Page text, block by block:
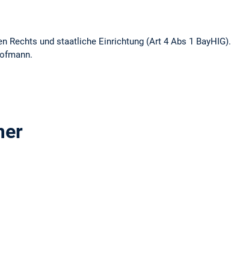
Rechts und staatliche Einrichtung (Art 4 Abs 1 BayHIG).